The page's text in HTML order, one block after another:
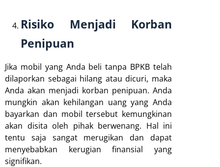
Risiko Menjadi Korban
Penipuan
Jika mobil yang Anda beli tanpa BPKB telah
dilaporkan sebagai hilang atau dicuri, maka
Anda akan menjadi korban penipuan. Anda
mungkin akan kehilangan uang yang Anda
bayarkan dan mobil tersebut kemungkinan
akan disita oleh pihak berwenang. Hal ini
tentu saja sangat merugikan dan dapat
menyebabkan kerugian finansial yang
signifikan.